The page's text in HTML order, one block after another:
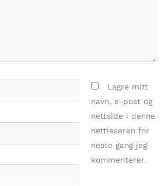
Lagre mitt
navn, e-post og
nettside i denne
nettleseren for
neste gang jeg
kommenterer.